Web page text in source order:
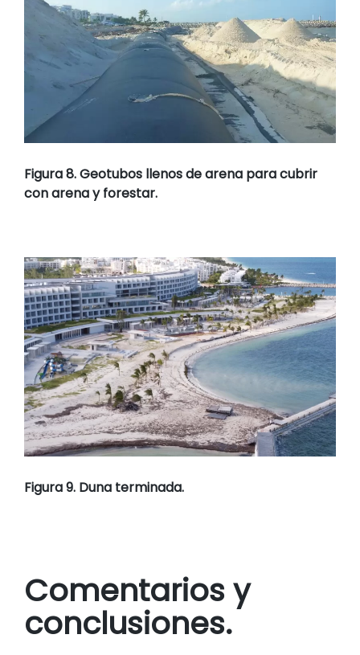
Figura 8. Geotubos llenos de arena para cubrir
con arena y forestar.
Figura 9. Duna terminada.
Comentarios y
conclusiones.